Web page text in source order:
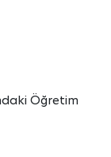
Öğretim